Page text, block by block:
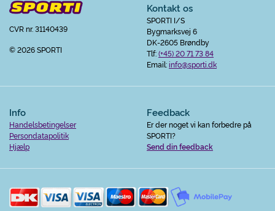
CVR nr. 31140439
© 2026 SPORTI
Kontakt os
SPORTI I/S
Bygmarksvej 6
DK-2605 Brøndby
Tlf:(+45) 20 71 73 84
Email:info@sporti.dk
Info
Handelsbetingelser
Persondatapolitik
Hjælp
Feedback
Er der noget vi kan forbedre på
SPORTI?
Send din feedback